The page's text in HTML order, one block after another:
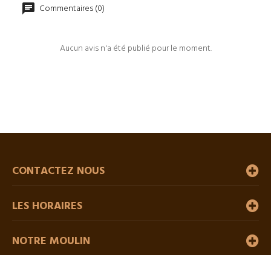
Commentaires (0)
Aucun avis n'a été publié pour le moment.
CONTACTEZ NOUS
LES HORAIRES
NOTRE MOULIN